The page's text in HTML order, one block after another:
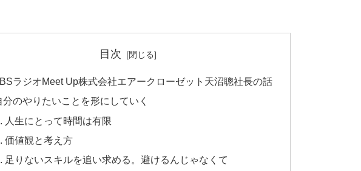
目次
ラジオMeet Up株式会社エアークローゼット天沼聰社長の話
分のやりたいことを形にしていく
人生にとって時間は有限
価値観と考え方
足りないスキルを追い求める。避けるんじゃなくて